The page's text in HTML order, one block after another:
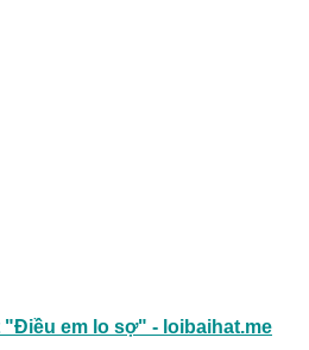
"Điều em lo sợ" - loibaihat.me